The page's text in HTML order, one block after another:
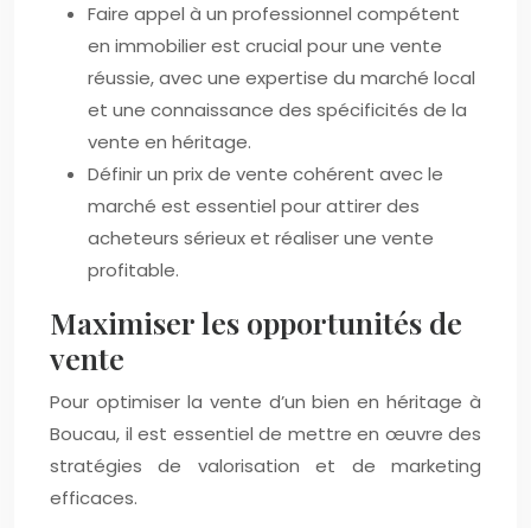
Faire appel à un professionnel compétent
en immobilier est crucial pour une vente
réussie, avec une expertise du marché local
et une connaissance des spécificités de la
vente en héritage.
Définir un prix de vente cohérent avec le
marché est essentiel pour attirer des
acheteurs sérieux et réaliser une vente
profitable.
Maximiser les opportunités de
vente
Pour optimiser la vente d’un bien en héritage à
Boucau, il est essentiel de mettre en œuvre des
stratégies de valorisation et de marketing
efficaces.